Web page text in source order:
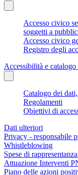
Accesso civico
soggetti a
Accesso civico
Registro degli
Accessibilità e
Catalogo dei
Regolamenti
Obiettivi di
Dati ulteriori
Privacy - responsabile
Whistleblowing
Spese di rappresentanza
Attuazione Interventi
Piano delle azioni